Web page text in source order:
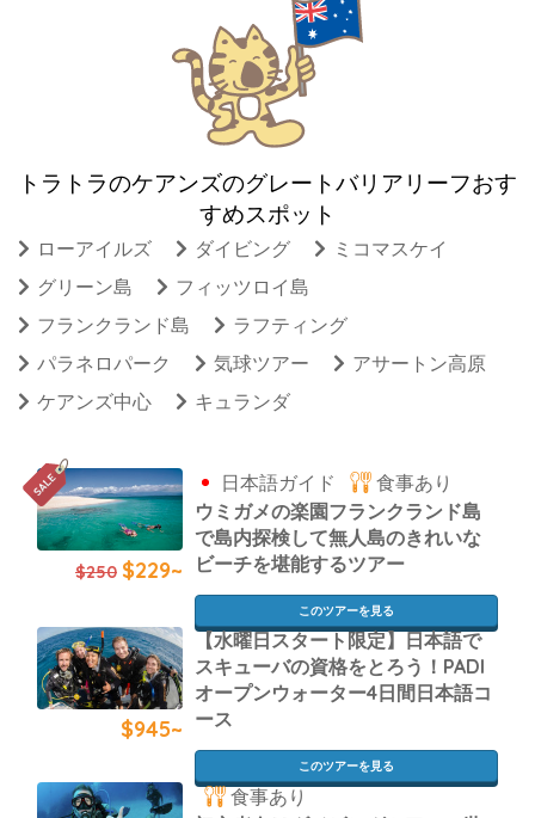
トラトラのケアンズのグレートバリアリーフおす
すめスポット
ローアイルズ ダイビング
ミコマスケイ
グリーン島
フィッツロイ島
フランクランド島
ラフティング
パラネロパーク
気球ツアー
アサートン高原
ケアンズ中心
キュランダ
$250 $229~
日本語ガイド
食事あり
ウミガメの楽園フランクランド島
で島内探検して無人島のきれいな
ビーチを堪能するツアー
このツアーを見る
$945~
【水曜日スタート限定】日本語で
スキューバの資格をとろう！PADI
オープンウォーター4日間日本語コ
ース
このツアーを見る
食事あり